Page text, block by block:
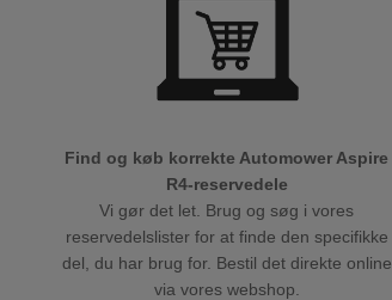
Find og køb korrekte Automower Aspire
R4-reservedele
Vi gør det let. Brug og søg i vores
reservedelslister for at finde den specifikke
del, du har brug for. Bestil det direkte online
via vores webshop.